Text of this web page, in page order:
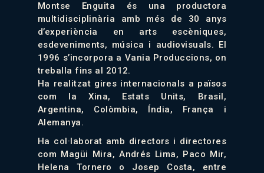
Montse Enguita és una productora
multidisciplinària amb més de 30 anys
d’experiència en arts escèniques,
esdeveniments, música i audiovisuals. El
1996 s’incorpora a Vania Produccions, on
treballa fins al 2012.
Ha realitzat gires internacionals a països
com la Xina, Estats Units, Brasil,
Argentina, Colòmbia, Índia, França i
Alemanya.
Ha col·laborat amb directors i directores
com Magüi Mira, Andrés Lima, Paco Mir,
Helena Tornero o Josep Costa, entre